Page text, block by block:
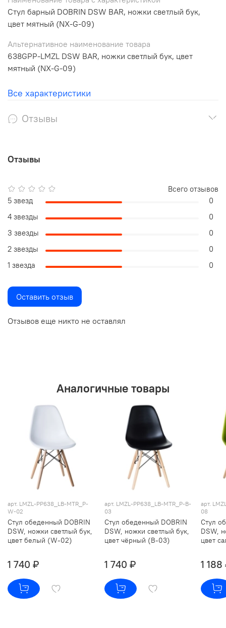
Стул барный DOBRIN DSW BAR, ножки светлый бук,
цвет мятный (NX-G-09)
Альтернативное наименование товара
638GPP-LMZL DSW BAR, ножки светлый бук, цвет
мятный (NX-G-09)
Все характеристики
Отзывы
Отзывы
Отзывов еще никто не оставлял
Всего отзывов
5 звезд
0
4 звезды
0
3 звезды
0
2 звезды
0
1 звезда
0
Оставить отзыв
Аналогичные товары
арт. LMZL-PP638_LB-MTR_P-
W-02
Стул обеденный DOBRIN
DSW, ножки светлый бук,
цвет белый (W-02)
1 740 ₽
арт. LMZL-PP638_LB-MTR_P-B-
03
Стул обеденный DOBRIN
DSW, ножки светлый бук,
цвет чёрный (B-03)
1 740 ₽
арт.
08
Стул
DSW,
цвет
1 188